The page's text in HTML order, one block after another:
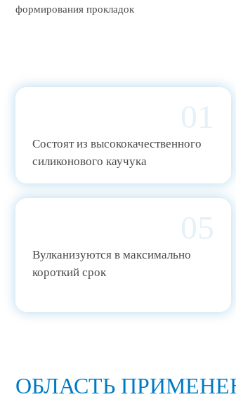
формирования прокладок
01
Cостоят из высококачественного
силиконового каучука
05
Вулканизуются в максимально
короткий срок
ОБЛАСТЬ